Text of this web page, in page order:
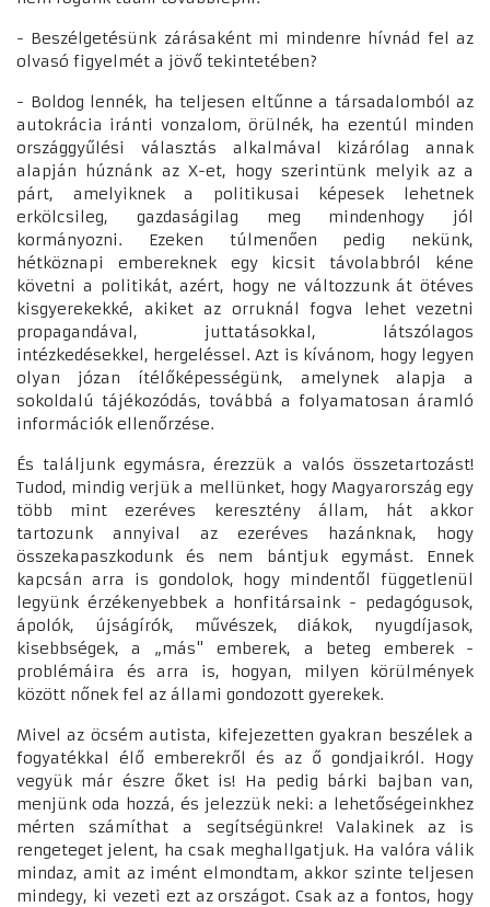
- Beszélgetésünk zárásaként mi mindenre hívnád fel az
olvasó figyelmét a jövő tekintetében?
- Boldog lennék, ha teljesen eltűnne a társadalomból az
autokrácia iránti vonzalom, örülnék, ha ezentúl minden
országgyűlési választás alkalmával kizárólag annak
alapján húznánk az X-et, hogy szerintünk melyik az a
párt, amelyiknek a politikusai képesek lehetnek
erkölcsileg, gazdaságilag meg mindenhogy jól
kormányozni. Ezeken túlmenően pedig nekünk,
hétköznapi embereknek egy kicsit távolabbról kéne
követni a politikát, azért, hogy ne változzunk át ötéves
kisgyerekekké, akiket az orruknál fogva lehet vezetni
propagandával, juttatásokkal, látszólagos
intézkedésekkel, hergeléssel. Azt is kívánom, hogy legyen
olyan józan ítélőképességünk, amelynek alapja a
sokoldalú tájékozódás, továbbá a folyamatosan áramló
információk ellenőrzése.
És találjunk egymásra, érezzük a valós összetartozást!
Tudod, mindig verjük a mellünket, hogy Magyarország egy
több mint ezeréves keresztény állam, hát akkor
tartozunk annyival az ezeréves hazánknak, hogy
összekapaszkodunk és nem bántjuk egymást. Ennek
kapcsán arra is gondolok, hogy mindentől függetlenül
legyünk érzékenyebbek a honfitársaink - pedagógusok,
ápolók, újságírók, művészek, diákok, nyugdíjasok,
kisebbségek, a „más" emberek, a beteg emberek -
problémáira és arra is, hogyan, milyen körülmények
között nőnek fel az állami gondozott gyerekek.
Mivel az öcsém autista, kifejezetten gyakran beszélek a
fogyatékkal élő emberekről és az ő gondjaikról. Hogy
vegyük már észre őket is! Ha pedig bárki bajban van,
menjünk oda hozzá, és jelezzük neki: a lehetőségeinkhez
mérten számíthat a segítségünkre! Valakinek az is
rengeteget jelent, ha csak meghallgatjuk. Ha valóra válik
mindaz, amit az imént elmondtam, akkor szinte teljesen
mindegy, ki vezeti ezt az országot. Csak az a fontos, hogy